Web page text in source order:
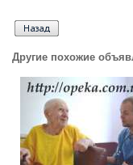
Другие похожие